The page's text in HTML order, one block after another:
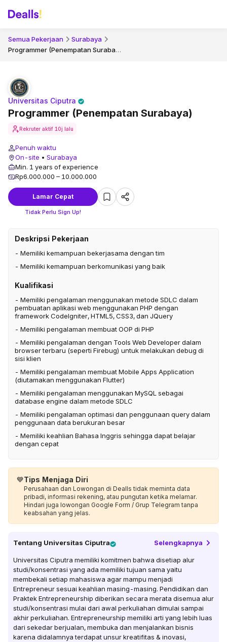
Semua Pekerjaan Surabaya
Programmer (Penempatan Surabaya)
Programmer (Penempatan Surabaya)
Universitas Ciputra
Rekruter aktif 10j lalu
Penuh waktu
On-site • Surabaya
Min. 1 years of experience
Rp6.000.000 – 10.000.000
Lamar Cepat
Tidak Perlu Sign Up!
Deskripsi Pekerjaan
- Memiliki kemampuan bekerjasama dengan tim
- Memiliki kemampuan berkomunikasi yang baik
Kualifikasi
- Memiliki pengalaman menggunakan metode SDLC dalam
pembuatan aplikasi web menggunakan PHP dengan
framework Codelgniter, HTML5, CSS3, dan JQuery
- Memiliki pengalaman membuat OOP di PHP
- Memiliki pengalaman dengan Tools Web Developer dalam
browser terbaru (seperti Firebug) untuk melakukan debug di
sisi klien
- Memiliki pengalaman membuat Mobile Apps Application
(diutamakan menggunakan Flutter)
- Memiliki pengalaman menggunakan MySQL sebagai
database engine dalam metode SDLC
- Memiliki pengalaman optimasi dan penggunaan query dalam
penggunaan data berukuran besar
- Memiliki keahlian Bahasa Inggris sehingga dapat belajar
dengan cepat
💙Tips Menjaga Diri
Perusahaan dan Lowongan di Dealls tidak meminta data
pribadi, informasi rekening, atau pungutan ketika melamar.
Hindari juga lowongan Google Form / Grup Telegram tanpa
keabsahan yang jelas.
Tentang Universitas Ciputra Selengkapnya
Universitas Ciputra memiliki komitmen bahwa disetiap alur
studi/konsentrasi yang ada memiliki tujuan sama yaitu
membekali setiap mahasiswa agar mampu menjadi
Entrepreneur sesuai keahlian masing-masing. Pendidikan dan
Praktek Entrepreneurship diberikan secara merata disemua alur
studi/konsentrasi mulai dari awal perkuliahan dimulai sampai
akhir perkuliahan. Entrepreneurship memiliki arti yang lebih luas
dari sekedar berjualan, membuka dan menjalankan bisnis
karena didalamnya terdapat unsur kreatifitas & inovasi,